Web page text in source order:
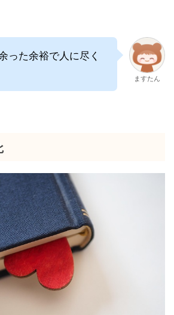
った余裕で人に尽く
ますたん